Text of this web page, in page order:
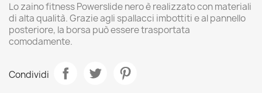
Lo zaino fitness Powerslide nero è realizzato con materiali
di alta qualità. Grazie agli spallacci imbottiti e al pannello
posteriore, la borsa può essere trasportata
comodamente.
Condividi